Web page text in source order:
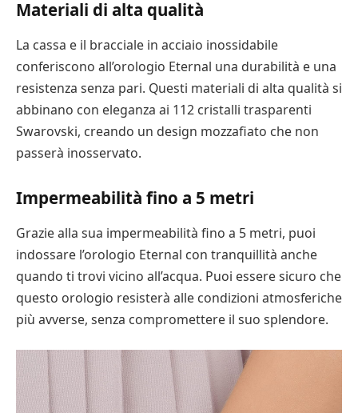
Materiali di alta qualità
La cassa e il bracciale in acciaio inossidabile
conferiscono all’orologio Eternal una durabilità e una
resistenza senza pari. Questi materiali di alta qualità si
abbinano con eleganza ai 112 cristalli trasparenti
Swarovski, creando un design mozzafiato che non
passerà inosservato.
Impermeabilità fino a 5 metri
Grazie alla sua impermeabilità fino a 5 metri, puoi
indossare l’orologio Eternal con tranquillità anche
quando ti trovi vicino all’acqua. Puoi essere sicuro che
questo orologio resisterà alle condizioni atmosferiche
più avverse, senza compromettere il suo splendore.